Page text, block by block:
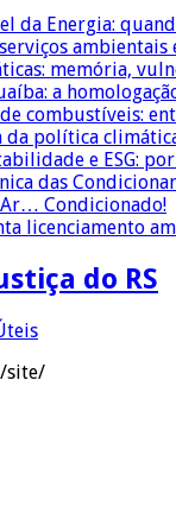
da Energia:
memória,
a
de combustíveis:
política
e ESG:
das
Condicionado!
licenciamento
do RS
site/